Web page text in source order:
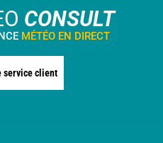
CONSULT
MÉTÉO EN DIRECT
service client